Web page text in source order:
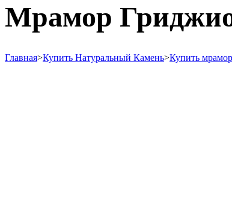
Мрамор
Главная>Купить Натуральный Камень>Купить мрамор